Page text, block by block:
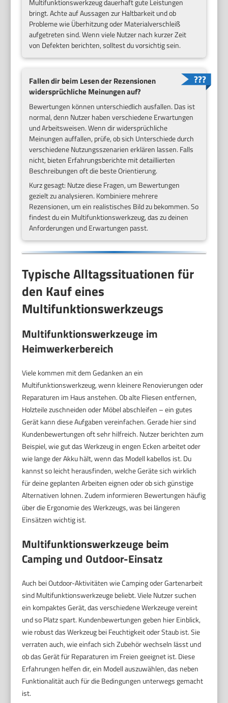
Multifunktionswerkzeug dauerhaft gute Leistungen
bringt. Achte auf Aussagen zur Haltbarkeit und ob
Probleme wie Überhitzung oder Materialverschleiß
aufgetreten sind. Wenn viele Nutzer nach kurzer Zeit
von Defekten berichten, solltest du vorsichtig sein.
Fallen dir beim Lesen der Rezensionen
widersprüchliche Meinungen auf?
Bewertungen können unterschiedlich ausfallen. Das ist
normal, denn Nutzer haben verschiedene Erwartungen
und Arbeitsweisen. Wenn dir widersprüchliche
Meinungen auffallen, prüfe, ob sich Unterschiede durch
verschiedene Nutzungsszenarien erklären lassen. Falls
nicht, bieten Erfahrungsberichte mit detaillierten
Beschreibungen oft die beste Orientierung.
Kurz gesagt: Nutze diese Fragen, um Bewertungen
gezielt zu analysieren. Kombiniere mehrere
Rezensionen, um ein realistisches Bild zu bekommen. So
findest du ein Multifunktionswerkzeug, das zu deinen
Anforderungen und Erwartungen passt.
Typische Alltagssituationen für
den Kauf eines
Multifunktionswerkzeugs
Multifunktionswerkzeuge im
Heimwerkerbereich
Viele kommen mit dem Gedanken an ein
Multifunktionswerkzeug, wenn kleinere Renovierungen oder
Reparaturen im Haus anstehen. Ob alte Fliesen entfernen,
Holzteile zuschneiden oder Möbel abschleifen – ein gutes
Gerät kann diese Aufgaben vereinfachen. Gerade hier sind
Kundenbewertungen oft sehr hilfreich. Nutzer berichten zum
Beispiel, wie gut das Werkzeug in engen Ecken arbeitet oder
wie lange der Akku hält, wenn das Modell kabellos ist. Du
kannst so leicht herausfinden, welche Geräte sich wirklich
für deine geplanten Arbeiten eignen oder ob sich günstige
Alternativen lohnen. Zudem informieren Bewertungen häufig
über die Ergonomie des Werkzeugs, was bei längeren
Einsätzen wichtig ist.
Multifunktionswerkzeuge beim
Camping und Outdoor-Einsatz
Auch bei Outdoor-Aktivitäten wie Camping oder Gartenarbeit
sind Multifunktionswerkzeuge beliebt. Viele Nutzer suchen
ein kompaktes Gerät, das verschiedene Werkzeuge vereint
und so Platz spart. Kundenbewertungen geben hier Einblick,
wie robust das Werkzeug bei Feuchtigkeit oder Staub ist. Sie
verraten auch, wie einfach sich Zubehör wechseln lässt und
ob das Gerät für Reparaturen im Freien geeignet ist. Diese
Erfahrungen helfen dir, ein Modell auszuwählen, das neben
Funktionalität auch für die Bedingungen unterwegs gemacht
ist.